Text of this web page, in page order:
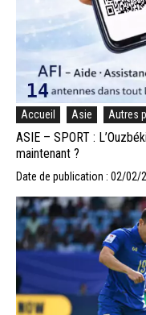
Accueil Asie Autres
ASIE – SPORT :
maintenant ?
Date de publication : 02/02/